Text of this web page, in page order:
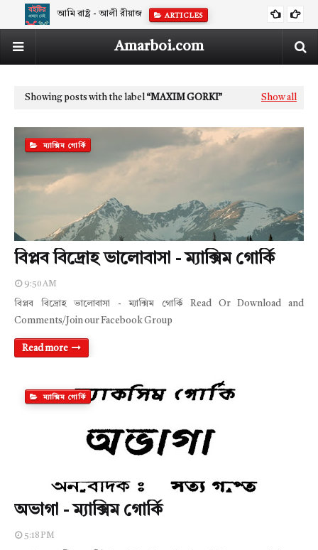
আমি রাষ্ট্র - আলী রীয়াজ ARTICLES
Amarboi.com
Showing posts with the label MAXIM GORKI Show all
ম্যাক্সিম গোর্কি
বিপ্লব বিদ্রোহ ভালোবাসা - ম্যাক্সিম গোর্কি
9:50 AM
বিপ্লব বিদ্রোহ ভালোবাসা - ম্যাক্সিম গোর্কি Read Or Download and
Comments/Join our Facebook Group
Read more
ম্যাক্সিম গোর্কি
অভাগা - ম্যাক্সিম গোর্কি
5:18 PM